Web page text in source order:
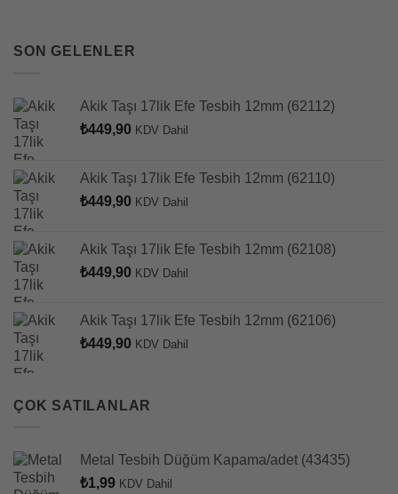
SON GELENLER
Akik Taşı 17lik Efe Tesbih 12mm (62112)
₺449,90 KDV Dahil
Akik Taşı 17lik Efe Tesbih 12mm (62110)
₺449,90 KDV Dahil
Akik Taşı 17lik Efe Tesbih 12mm (62108)
₺449,90 KDV Dahil
Akik Taşı 17lik Efe Tesbih 12mm (62106)
₺449,90 KDV Dahil
ÇOK SATILANLAR
Metal Tesbih Düğüm Kapama/adet (43435)
₺1,99 KDV Dahil